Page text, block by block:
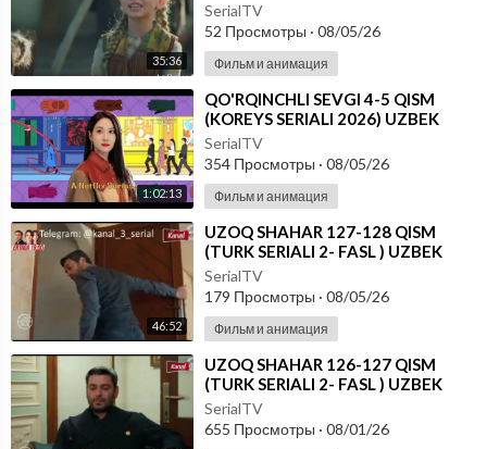
35:36
SerialTV
52 Просмотры · 08/05/26
Фильм и анимация
1:02:13
⁣⁣QO'RQINCHLI SEVGI 4-5 QISM
(KOREYS SERIALI 2026) UZBEK
TILIDA
SerialTV
354 Просмотры · 08/05/26
Фильм и анимация
46:52
⁣UZOQ SHAHAR 127-128 QISM
(TURK SERIALI 2- FASL ) UZBEK
TILIDA
SerialTV
179 Просмотры · 08/05/26
Фильм и анимация
⁣UZOQ SHAHAR 126-127 QISM
(TURK SERIALI 2- FASL ) UZBEK
TILIDA
SerialTV
655 Просмотры · 08/01/26